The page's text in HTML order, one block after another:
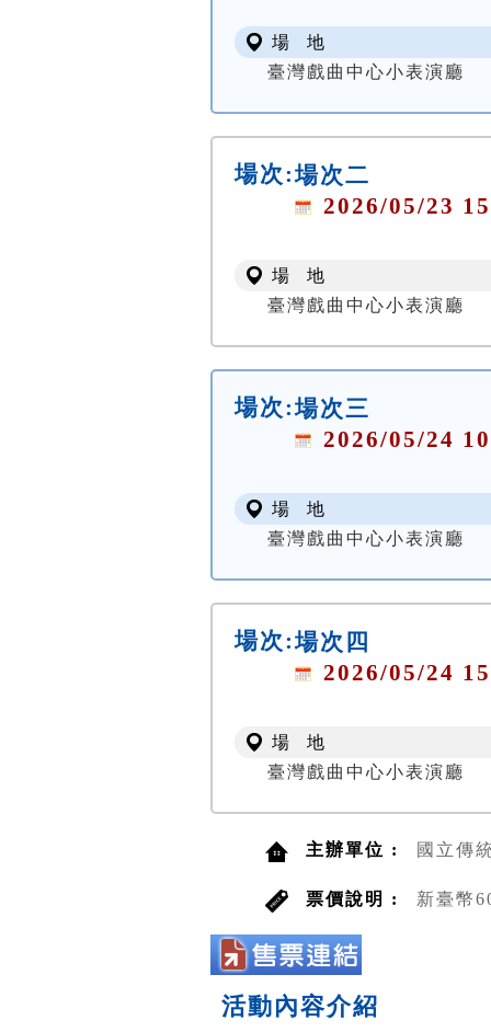
場 地
臺灣戲曲中心小表演廳
場次:場次二
2026/05/23
場 地
臺灣戲曲中心小表演廳
場次:場次三
2026/05/24
場 地
臺灣戲曲中心小表演廳
場次:場次四
2026/05/24
場 地
臺灣戲曲中心小表演廳
主辦單位 : 國立傳
票價說明 : 新臺幣
活動內容介紹